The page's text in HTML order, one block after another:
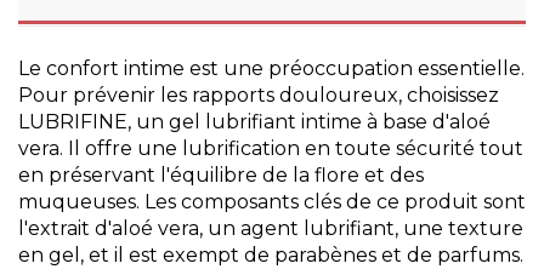
Le confort intime est une préoccupation essentielle.
Pour prévenir les rapports douloureux, choisissez
LUBRIFINE, un gel lubrifiant intime à base d'aloé
vera. Il offre une lubrification en toute sécurité tout
en préservant l'équilibre de la flore et des
muqueuses. Les composants clés de ce produit sont
l'extrait d'aloé vera, un agent lubrifiant, une texture
en gel, et il est exempt de parabènes et de parfums.